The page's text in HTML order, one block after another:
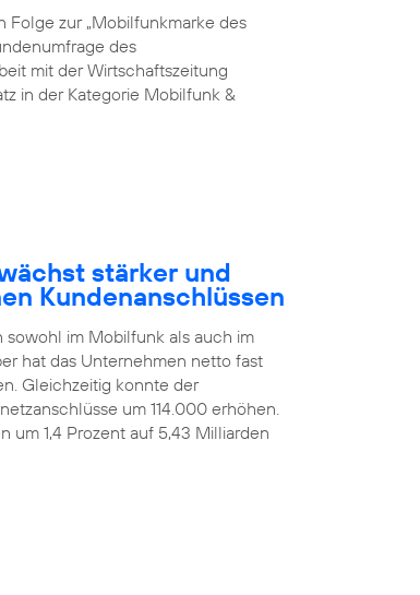
Folge zur „Mobilfunkmarke des
des
mit der Wirtschaftszeitung
in der Kategorie Mobilfunk &
stärker und
Kundenanschlüssen
im Mobilfunk als auch im
hat das Unternehmen netto fast
Gleichzeitig konnte der
um 114.000 erhöhen.
um 1,4 Prozent auf 5,43 Milliarden